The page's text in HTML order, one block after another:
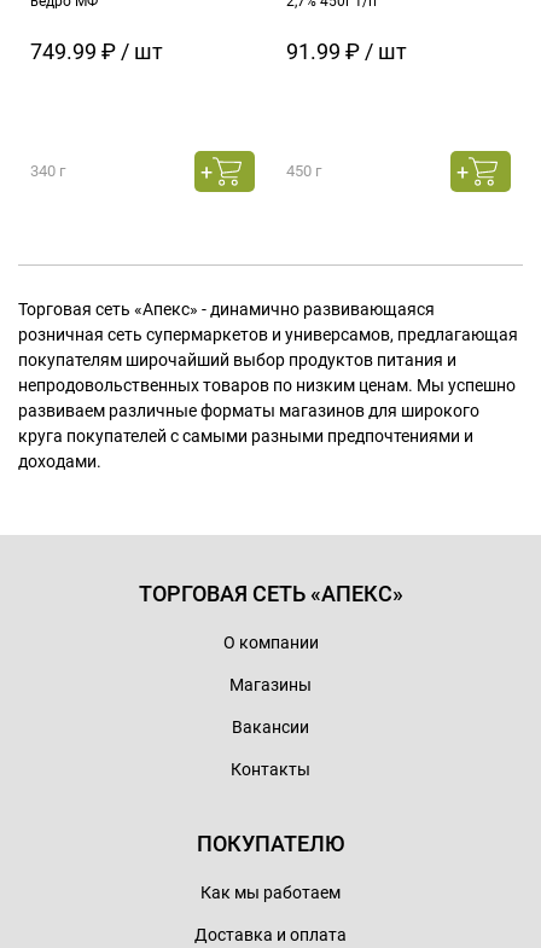
749.99 ₽ / шт
340 г
91.99 ₽ / шт
450 г
Торговая сеть «Апекс» - динамично развивающаяся
розничная сеть супермаркетов и универсамов, предлагающая
покупателям широчайший выбор продуктов питания и
непродовольственных товаров по низким ценам. Мы успешно
развиваем различные форматы магазинов для широкого
круга покупателей с самыми разными предпочтениями и
доходами.
ТОРГОВАЯ СЕТЬ «АПЕКС»
О компании
Магазины
Вакансии
Контакты
ПОКУПАТЕЛЮ
Как мы работаем
Доставка и оплата